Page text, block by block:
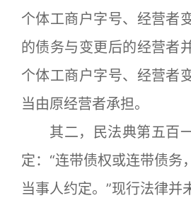
个体工商户字号、经营者
的债务与变更后的经营者
个体工商户字号、经营者
当由原经营者承担。
其二，民法典第五百
定：“连带债权或连带债务
当事人约定。”现行法律并